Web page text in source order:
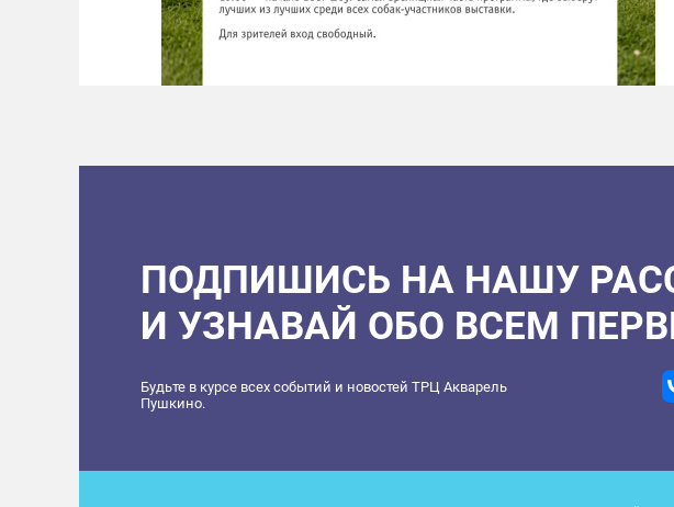
ПОДПИШИСЬ НА НАШУ
И УЗНАВАЙ ОБО ВСЕМ
Будьте в курсе всех событий и новостей ТРЦ Акварель
Пушкино.